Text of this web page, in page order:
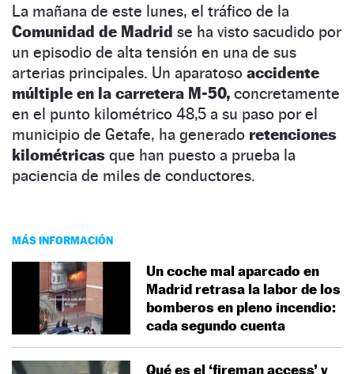
La mañana de este lunes, el tráfico de la
Comunidad de Madrid se ha visto sacudido por
un episodio de alta tensión en una de sus
arterias principales. Un aparatoso accidente
múltiple en la carretera M-50, concretamente
en el punto kilométrico 48,5 a su paso por el
municipio de Getafe, ha generado retenciones
kilométricas que han puesto a prueba la
paciencia de miles de conductores.
MÁS INFORMACIÓN
Un coche mal aparcado en
Madrid retrasa la labor de los
bomberos en pleno incendio:
cada segundo cuenta
Qué es el ‘fireman access’ y